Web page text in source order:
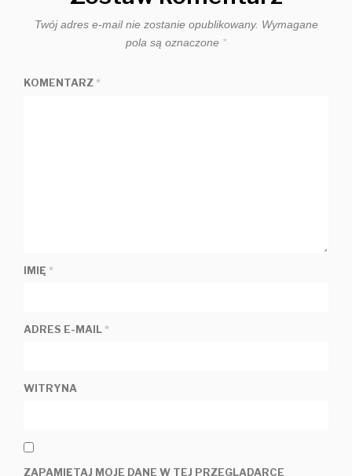
Twój adres e-mail nie zostanie opublikowany. Wymagane
pola są oznaczone *
KOMENTARZ *
IMIĘ *
ADRES E-MAIL *
WITRYNA
ZAPAMIĘTAJ MOJE DANE W TEJ PRZEGLĄDARCE